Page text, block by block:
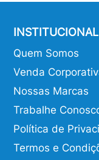
INSTITUCIONAL
Quem Somos
Venda
Nossas Marcas
Trabalhe
Política de
Termos e